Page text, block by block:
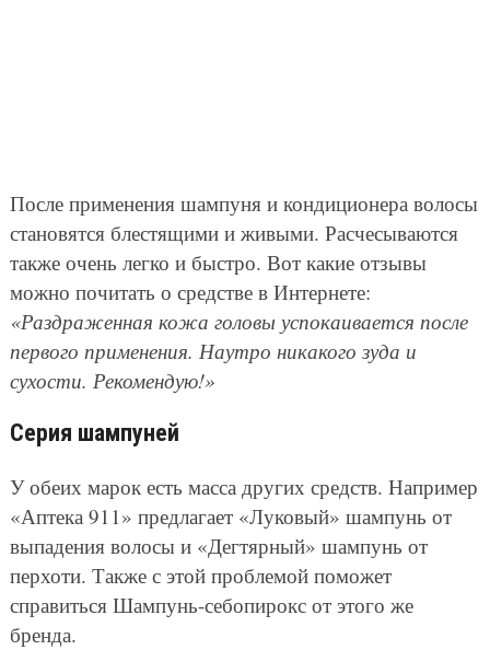
После применения шампуня и кондиционера волосы
становятся блестящими и живыми. Расчесываются
также очень легко и быстро. Вот какие отзывы
можно почитать о средстве в Интернете:
«Раздраженная кожа головы успокаивается после
первого применения. Наутро никакого зуда и
сухости. Рекомендую!»
Серия шампуней
У обеих марок есть масса других средств. Например
«Аптека 911» предлагает «Луковый» шампунь от
выпадения волосы и «Дегтярный» шампунь от
перхоти. Также с этой проблемой поможет
справиться Шампунь-себопирокс от этого же
бренда.